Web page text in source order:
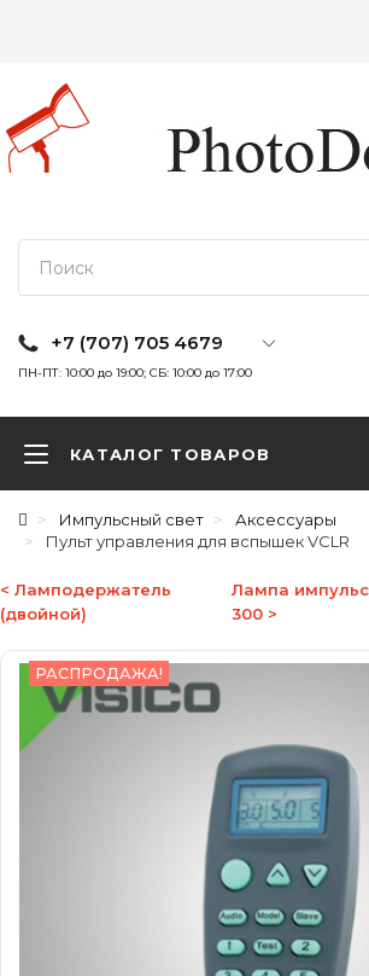
+7 (707) 705 4679
ПН-ПТ: 10:00 до 19:00; СБ: 10:00 до 17:00
КАТАЛОГ ТОВАРОВ
Импульсный свет
Аксессуары
Пульт управления для вспышек VCLR
< Ламподержатель
(двойной)
Лампа
300 >
РАСПРОДАЖА!